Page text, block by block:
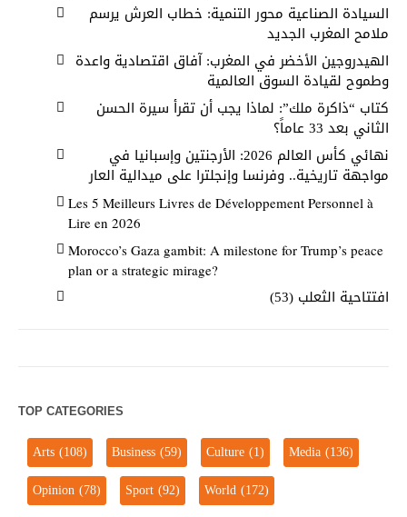
السيادة الصناعية محور التنمية: خطاب العرش يرسم
ملامح المغرب الجديد
الهيدروجين الأخضر في المغرب: آفاق اقتصادية واعدة
وطموح لقيادة السوق العالمية
كتاب “ذاكرة ملك”: لماذا يجب أن تقرأ سيرة الحسن
الثاني بعد 33 عاماً؟
نهائي كأس العالم 2026: الأرجنتين وإسبانيا في
مواجهة تاريخية.. وفرنسا وإنجلترا على ميدالية العار
Les 5 Meilleurs Livres de Développement Personnel à
Lire en 2026
Morocco’s Gaza gambit: A milestone for Trump’s peace
plan or a strategic mirage?
افتتاحية الثعلب (53)
TOP CATEGORIES
Arts(108) Business(59) Culture(1) Media(136)
Opinion(78) Sport(92) World(172)